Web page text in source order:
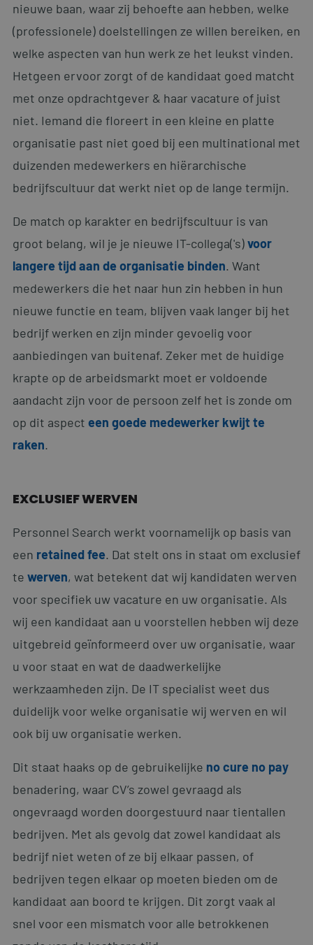
nieuwe baan, waar zij behoefte aan hebben, welke
(professionele) doelstellingen ze willen bereiken, en
welke aspecten van hun werk ze het leukst vinden.
Hetgeen ervoor zorgt of de kandidaat goed matcht
met onze opdrachtgever & haar vacature of juist
niet. Iemand die floreert in een kleine en platte
organisatie past niet goed bij een multinational met
duizenden medewerkers en hiërarchische
bedrijfscultuur dat werkt niet op de lange termijn.
De match op karakter en bedrijfscultuur is van
groot belang, wil je je nieuwe IT-collega('s)voor
langere tijd aan de organisatie binden. Want
medewerkers die het naar hun zin hebben in hun
nieuwe functie en team, blijven vaak langer bij het
bedrijf werken en zijn minder gevoelig voor
aanbiedingen van buitenaf. Zeker met de huidige
krapte op de arbeidsmarkt moet er voldoende
aandacht zijn voor de persoon zelf het is zonde om
op dit aspect een goede medewerker kwijt te
raken.
EXCLUSIEF WERVEN
Personnel Search werkt voornamelijk op basis van
een retained fee. Dat stelt ons in staat om exclusief
te werven, wat betekent dat wij kandidaten werven
voor specifiek uw vacature en uw organisatie. Als
wij een kandidaat aan u voorstellen hebben wij deze
uitgebreid geïnformeerd over uw organisatie, waar
u voor staat en wat de daadwerkelijke
werkzaamheden zijn. De IT specialist weet dus
duidelijk voor welke organisatie wij werven en wil
ook bij uw organisatie werken.
Dit staat haaks op de gebruikelijke no cure no pay
benadering, waar CV’s zowel gevraagd als
ongevraagd worden doorgestuurd naar tientallen
bedrijven. Met als gevolg dat zowel kandidaat als
bedrijf niet weten of ze bij elkaar passen, of
bedrijven tegen elkaar op moeten bieden om de
kandidaat aan boord te krijgen. Dit zorgt vaak al
snel voor een mismatch voor alle betrokkenen